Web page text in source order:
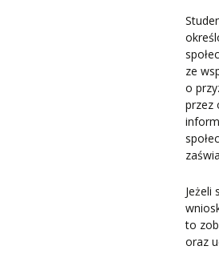
ze
o
przez
Jeżeli
to
oraz